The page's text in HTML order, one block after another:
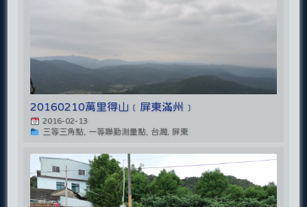
20160210萬里得山﹝屏東滿州﹞
2016-02-13
三等三角點, 一等聯勤測量點, 台灣, 屏東